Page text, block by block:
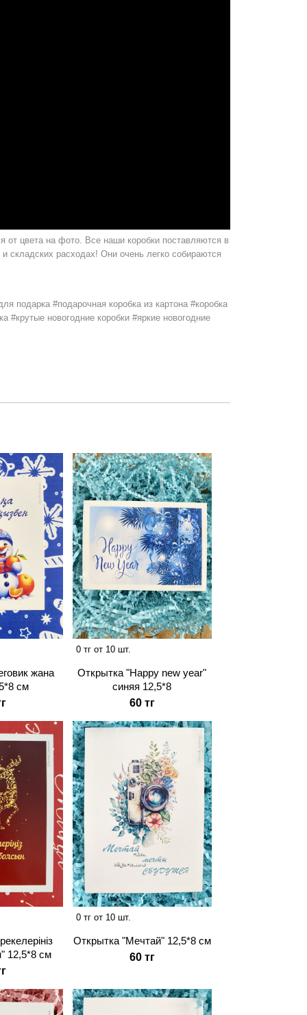
от цвета на фото. Все наши коробки поставляются в
складских расходах! Они очень легко собираются
подарка #подарочная коробка из картона #коробка
#крутые новогодние коробки #яркие новогодние
жана
см
0 тг от 10 шт.
Открытка "Happy new year"
синяя 12,5*8
60 тг
12,5*8 см
0 тг от 10 шт.
Открытка "Мечтай" 12,5*8 см
60 тг